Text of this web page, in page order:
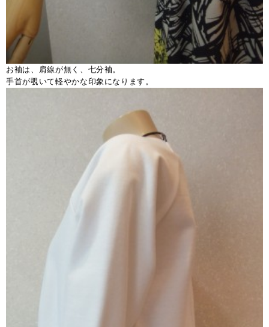
お袖は、肩線が無く、七分袖。
手首が覗いて軽やかな印象になります。